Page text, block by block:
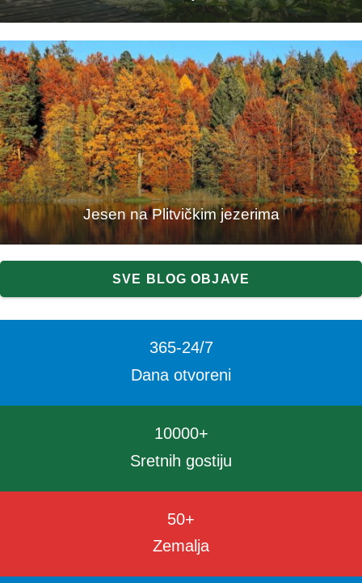
Jesen na Plitvičkim jezerima
SVE BLOG OBJAVE
365-24/7
Dana otvoreni
10000+
Sretnih gostiju
50+
Zemalja